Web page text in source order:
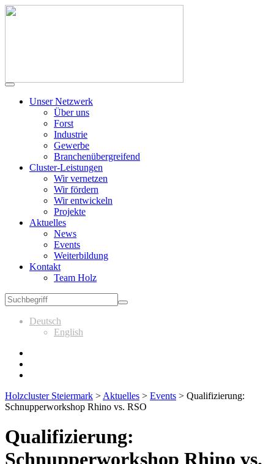
Unser Netzwerk
Über uns
Forst
Industrie
Gewerbe
Branchenübergreifend
Cluster-Leistungen
Wir vernetzen
Wir fördern
Wir entwickeln
Projekte
Aktuelles
News
Events
Weiterbildung
Kontakt
Team Holz
Deutsch
English
Holzcluster Steiermark > Aktuelles > Events > Qualifizierung:
Schnupperworkshop Rhino vs. RSO
Qualifizierung:
Schnupperworkshop Rhino vs.